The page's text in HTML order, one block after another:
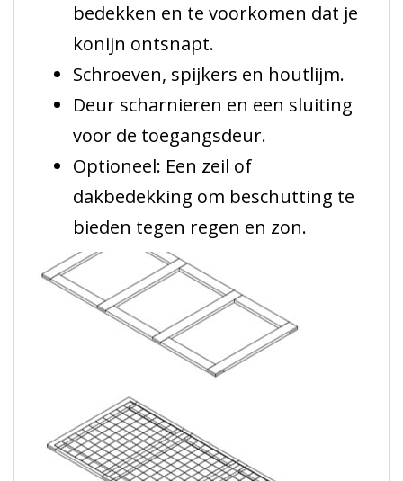
bedekken en te voorkomen dat je
konijn ontsnapt.
Schroeven, spijkers en houtlijm.
Deur scharnieren en een sluiting
voor de toegangsdeur.
Optioneel: Een zeil of
dakbedekking om beschutting te
bieden tegen regen en zon.